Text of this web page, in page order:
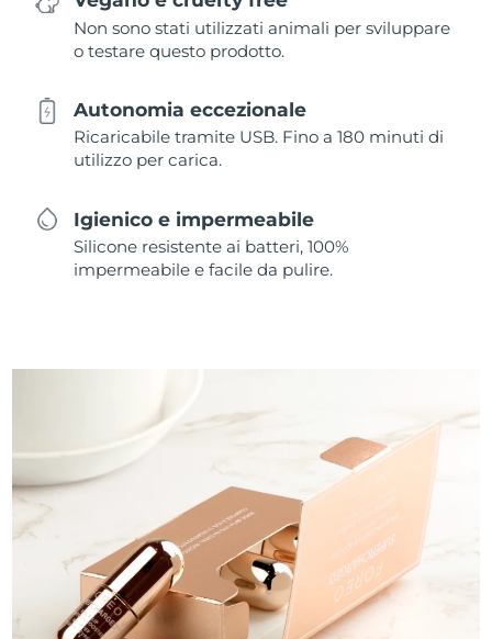
Non sono stati utilizzati animali per sviluppare
o testare questo prodotto.
Autonomia eccezionale
Ricaricabile tramite USB. Fino a 180 minuti di
utilizzo per carica.
Igienico e impermeabile
Silicone resistente ai batteri, 100%
impermeabile e facile da pulire.